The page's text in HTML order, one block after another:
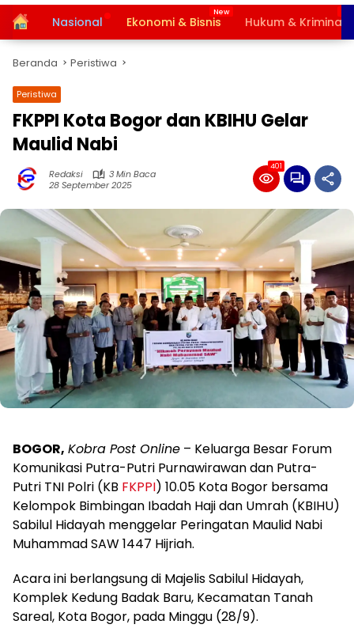
HomeNasional Ekonomi & Bisnis Hukum & Kriminal
Beranda Peristiwa
Peristiwa
FKPPI Kota Bogor dan KBIHU Gelar
Maulid Nabi
Redaksi
3 Min Baca
28 September 2025
401
BOGOR, Kobra Post Online – Keluarga Besar Forum
Komunikasi Putra-Putri Purnawirawan dan Putra-
Putri TNI Polri (KB FKPPI) 10.05 Kota Bogor bersama
Kelompok Bimbingan Ibadah Haji dan Umrah (KBIHU)
Sabilul Hidayah menggelar Peringatan Maulid Nabi
Muhammad SAW 1447 Hijriah.
Acara ini berlangsung di Majelis Sabilul Hidayah,
Komplek Kedung Badak Baru, Kecamatan Tanah
Sareal, Kota Bogor, pada Minggu (28/9).